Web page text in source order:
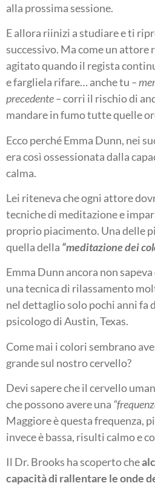
alla prossima sessione.
E allora riinizi a studiare e ti
successivo. Ma come un attore
agitato quando il regista
e fargliela rifare… anche tu –
precedente –corri il rischio di
mandare in fumo tutte quelle
Ecco perché Emma Dunn, nei
era così ossessionata dalla
calma.
Lei riteneva che ogni attore
tecniche di meditazione e
proprio piacimento. Una delle
quella della “meditazione dei
Emma Dunn ancora non
una tecnica di rilassamento
nel dettaglio solo pochi anni fa
psicologo di Austin, Texas.
Come mai i colori sembrano
grande sul nostro cervello?
Devi sapere che il cervello
che possono avere una
Maggiore è questa frequenza,
invece è bassa, risulti calmo e
Il Dr. Brooks ha scoperto che
capacità di rallentare le onde